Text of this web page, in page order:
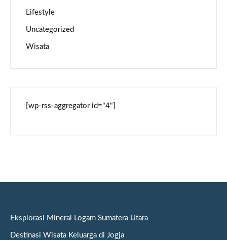
Lifestyle
Uncategorized
Wisata
[wp-rss-aggregator id="4"]
Eksplorasi Mineral Logam Sumatera Utara
Destinasi Wisata Keluarga di Jogja